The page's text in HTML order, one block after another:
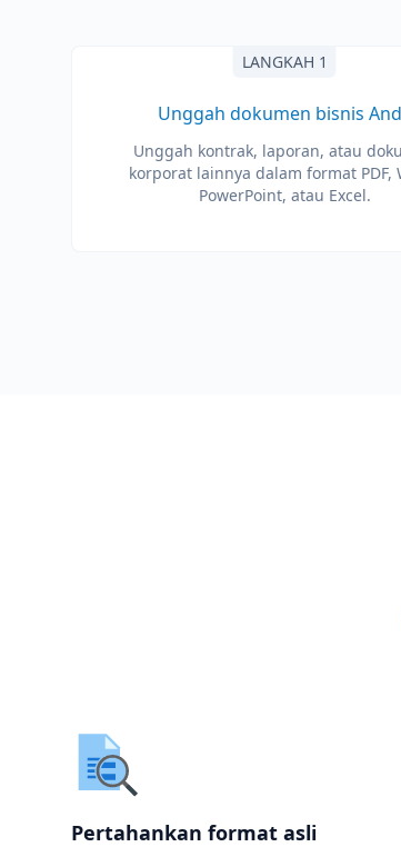
LANGKAH 1
Unggah dokumen bisnis
Unggah kontrak, laporan, atau
korporat lainnya dalam format PDF,
PowerPoint, atau Excel.
Pertahankan format asli